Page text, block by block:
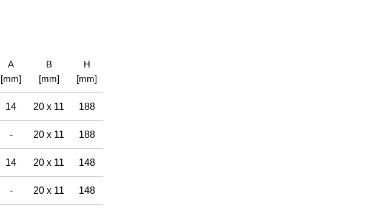
A
[mm]
B
[mm]
H
[mm]
14 20 x 11 188
- 20 x 11 188
14 20 x 11 148
- 20 x 11 148